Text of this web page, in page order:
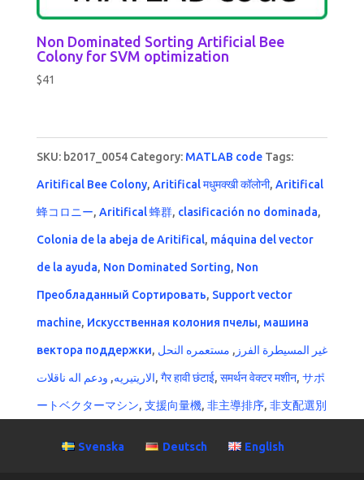
Non Dominated Sorting Artificial Bee
Colony for SVM optimization
$41
SKU: b2017_0054 Category: MATLAB code Tags:
Aritifical Bee Colony, Aritifical मधुमक्खी कॉलोनी, Aritifical
蜂コロニー, Aritifical 蜂群, clasificación no dominada,
Colonia de la abeja de Aritifical, máquina del vector
de la ayuda, Non Dominated Sorting, Non
Преобладанный Сортировать, Support vector
machine, Искусственная колония пчелы, машина
вектора поддержки, غير المسيطرة الفرز , مستعمره النحل
الاريتيريه, ودعم اله ناقلات , गैर हावी छंटाई, समर्थन वेक्टर मशीन, サポ
ートベクターマシン, 支援向量機, 非主導排序, 非支配選別
Svenska Deutsch English